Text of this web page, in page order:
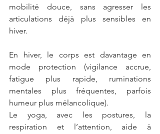
mobilité douce, sans agresser les
articulations déjà plus sensibles en
hiver.
En hiver, le corps est davantage en
mode protection (vigilance accrue,
fatigue plus rapide, ruminations
mentales plus fréquentes, parfois
humeur plus mélancolique).
Le yoga, avec les postures, la
respiration et l’attention, aide à